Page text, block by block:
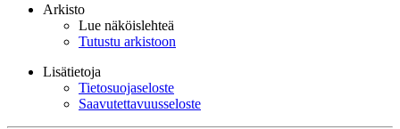
Arkisto
Lue näköislehteä
Tutustu arkistoon
Lisätietoja
Tietosuojaseloste
Saavutettavuusseloste